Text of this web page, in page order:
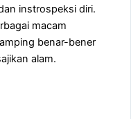
instrospeksi diri.
macam
benar-bener
alam.